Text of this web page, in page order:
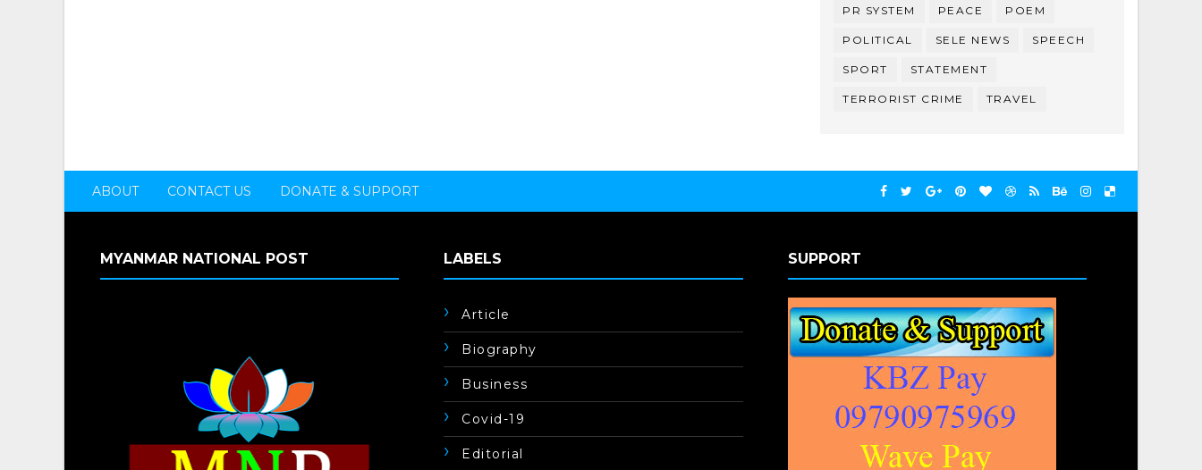
PR SYSTEM PEACE POEM
POLITICAL SELE NEWS SPEECH
SPORT STATEMENT
TERRORIST CRIME TRAVEL
ABOUT CONTACT US DONATE & SUPPORT
MYANMAR NATIONAL POST LABELS
Article
Biography
Business
Covid-19
Editorial
SUPPORT